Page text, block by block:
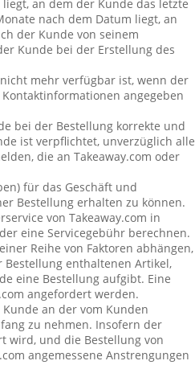
an dem der Kunde das letzte
nach dem Datum liegt, an
der Kunde von seinem
Kunde bei der Erstellung des
mehr verfügbar ist, wenn der
angegeben
bei der Bestellung korrekte und
ist verpflichtet, unverzüglich alle
die an Takeaway.com oder
für das Geschäft und
Bestellung erhalten zu können.
von Takeaway.com in
eine Servicegebühr berechnen.
Reihe von Faktoren abhängen,
Bestellung enthaltenen Artikel,
eine Bestellung aufgibt. Eine
angefordert werden.
an der vom Kunden
zu nehmen. Insofern der
wird, und die Bestellung von
angemessene Anstrengungen